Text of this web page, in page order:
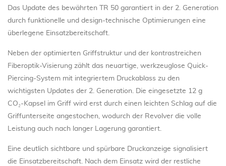
Das Update des bewährten TR 50 garantiert in der 2. Generation
durch funktionelle und design-technische Optimierungen eine
überlegene Einsatzbereitschaft.
Neben der optimierten Griffstruktur und der kontrastreichen
Fiberoptik-Visierung zählt das neuartige, werkzeuglose Quick-
Piercing-System mit integriertem Druckablass zu den
wichtigsten Updates der 2. Generation. Die eingesetzte 12 g
CO₂-Kapsel im Griff wird erst durch einen leichten Schlag auf die
Griffunterseite angestochen, wodurch der Revolver die volle
Leistung auch nach langer Lagerung garantiert.
Eine deutlich sichtbare und spürbare Druckanzeige signalisiert
die Einsatzbereitschaft. Nach dem Einsatz wird der restliche